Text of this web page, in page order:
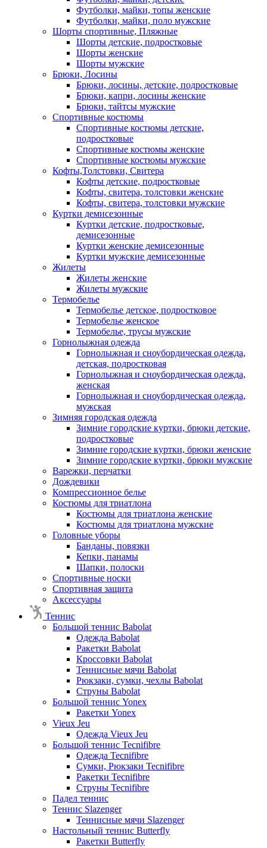
Футболки, майки, топы женские
Футболки, майки, поло мужские
Шорты спортивные, Пляжные
Шорты детские, подростковые
Шорты женские
Шорты мужские
Брюки, Лосины
Брюки, лосины, детские, подростковые
Брюки, капри, лосины женские
Брюки, тайтсы мужские
Спортивные костюмы
Спортивные костюмы детские,
подростковые
Спортивные костюмы женские
Спортивные костюмы мужские
Кофты,Толстовки, Свитера
Кофты детские, подростковые
Кофты, свитера, толстовки женские
Кофты, свитера, толстовки мужские
Куртки демисезонные
Куртки детские, подростковые,
демисезонные
Куртки женские демисезонные
Куртки мужские демисезонные
Жилеты
Жилеты женские
Жилеты мужские
Термобелье
Термобелье детское, подростковое
Термобелье женское
Термобелье, трусы мужские
Горнолыжная одежда
Горнолыжная и сноубордическая одежда,
детская, подростковая
Горнолыжная и сноубордическая одежда,
женская
Горнолыжная и сноубордическая одежда,
мужская
Зимняя городская одежда
Зимние городские куртки, брюки детские,
подростковые
Зимние городские куртки, брюки женские
Зимние городские куртки, брюки мужские
Варежки, перчатки
Дождевики
Компрессионное белье
Костюмы для триатлона
Костюмы для триатлона женские
Костюмы для триатлона мужские
Головные уборы
Банданы, повязки
Кепки, панамы
Шапки, полоски
Спортивные носки
Спортивная защита
Аксессуары
Теннис
Большой теннис Babolat
Одежда Babolat
Ракетки Babolat
Кроссовки Babolat
Теннисные мячи Babolat
Рюкзаки, сумки, чехлы Babolat
Струны Babolat
Большой теннис Yonex
Ракетки Yonex
Vieux Jeu
Одежда Vieux Jeu
Большой теннис Tecnifibre
Одежда Tecnifibre
Сумки, Рюкзаки Tecnifibre
Ракетки Tecnifibre
Струны Tecnifibre
Падел теннис
Теннис Slazenger
Теннисные мячи Slazenger
Настольный теннис Butterfly
Ракетки Butterfly